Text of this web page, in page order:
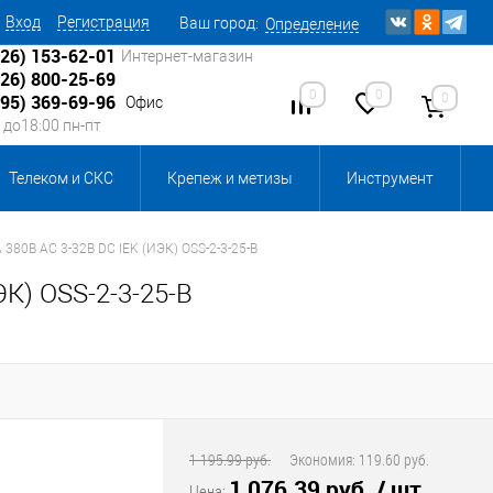
Вход Регистрация Ваш город: Определение
153-62-01 Интернет-магазин
800-25-69
369-69-96 Офис
до18:00 пн-пт
0 0 0
Телеком и СКС Крепеж и метизы Инструмент
Источники питания Кабеленесущие системы
и комплектующие, бытовая химия
380В AC 3-32В DC IEK (ИЭК) OSS-2-3-25-B
OSS-2-3-25-B
1 195.99 руб. Экономия: 119.60 руб.